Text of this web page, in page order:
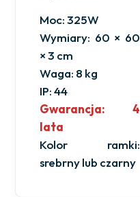
Moc: 325W
Wymiary: 60 × 60
× 3 cm
Waga: 8 kg
IP: 44
Gwarancja: 4
lata
Kolor ramki:
srebrny lub czarny